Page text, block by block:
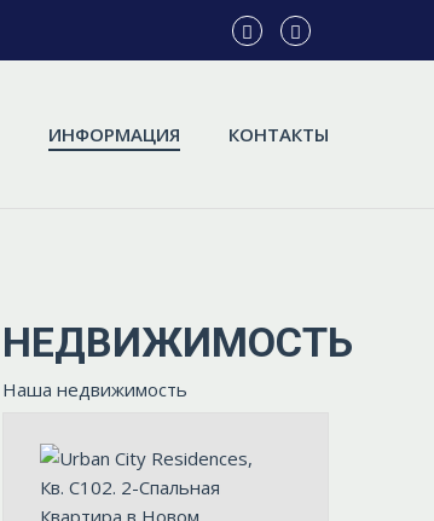
ИНФОРМАЦИЯ КОНТАКТЫ
НЕДВИЖИМОСТЬ
Наша недвижимость